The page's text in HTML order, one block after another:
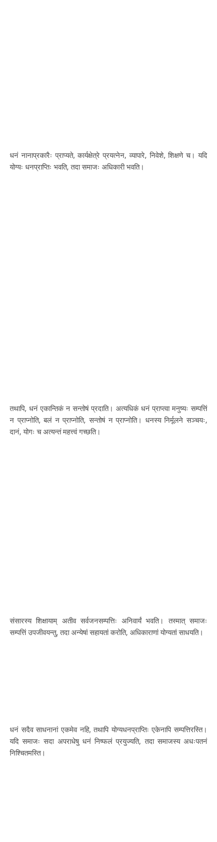
धनं नानाप्रकारैः प्राप्यते, कार्यक्षेत्रे प्रयत्नेन, व्यापारे, निवेशे, शिक्षणे च। यदि
योग्यः धनप्राप्तिः भवति, तदा समाजः अधिकारी भवति।
तथापि, धनं एकान्तिकं न सन्तोषं प्रदाति। अत्यधिकं धनं प्राप्त्वा मनुष्यः सम्पत्तिं
न प्राप्नोति, बलं न प्राप्नोति, सन्तोषं न प्राप्नोति। धनस्य निर्मूलने सञ्चयः,
दानं, योगः च अत्यन्तं महत्त्वं गच्छति।
संसारस्य शिक्षायाम् अतीव सर्वजनसम्पत्तिः अनिवार्यं भवति। तस्मात् समाजः
सम्पत्तिं उपजीवयन्तु, तदा अन्येषां सहायतां करोति, अधिकाराणां योग्यतां साधयति।
धनं सदैव साधनानां एकमेव नहि, तथापि योग्यधनप्राप्तिः एकेनापि सम्पत्तिरस्ति।
यदि समाजः सदा अपराधेषु धनं निष्फलं प्रयुज्यति, तदा समाजस्य अधःपतनं
निश्चितमस्ति।